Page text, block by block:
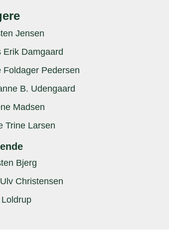
Jensen
Erik Damgaard
Foldager Pedersen
B. Udengaard
Madsen
Trine Larsen
Bjerg
Christensen